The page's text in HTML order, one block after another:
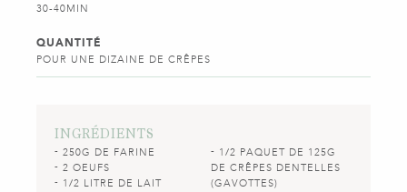
30-40MIN
QUANTITÉ
POUR UNE DIZAINE DE CRÊPES
INGRÉDIENTS
250G DE FARINE
2 OEUFS
1/2 LITRE DE LAIT
1/2 PAQUET DE 125G
DE CRÊPES DENTELLES
(GAVOTTES)